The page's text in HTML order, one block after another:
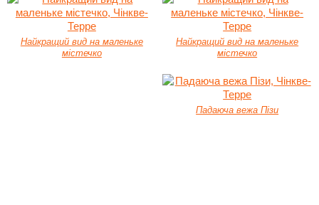
Найкращий вид на маленьке
містечко
Найкращий вид на маленьке
містечко
Падаюча вежа Пізи